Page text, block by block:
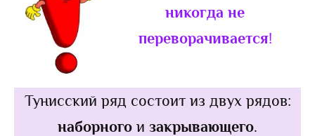
никогда не
переворачивается!
Тунисский ряд состоит из двух рядов:
наборного и закрывающего.